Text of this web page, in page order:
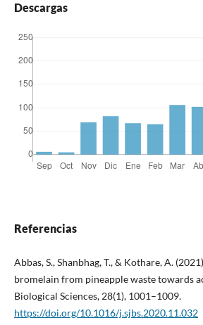
Descargas
Referencias
Abbas, S., Shanbhag, T., & Kothare, A.
bromelain from pineapple waste towards
Biological Sciences, 28(1), 1001–1009.
https://doi.org/10.1016/j.sjbs.2020.11.032